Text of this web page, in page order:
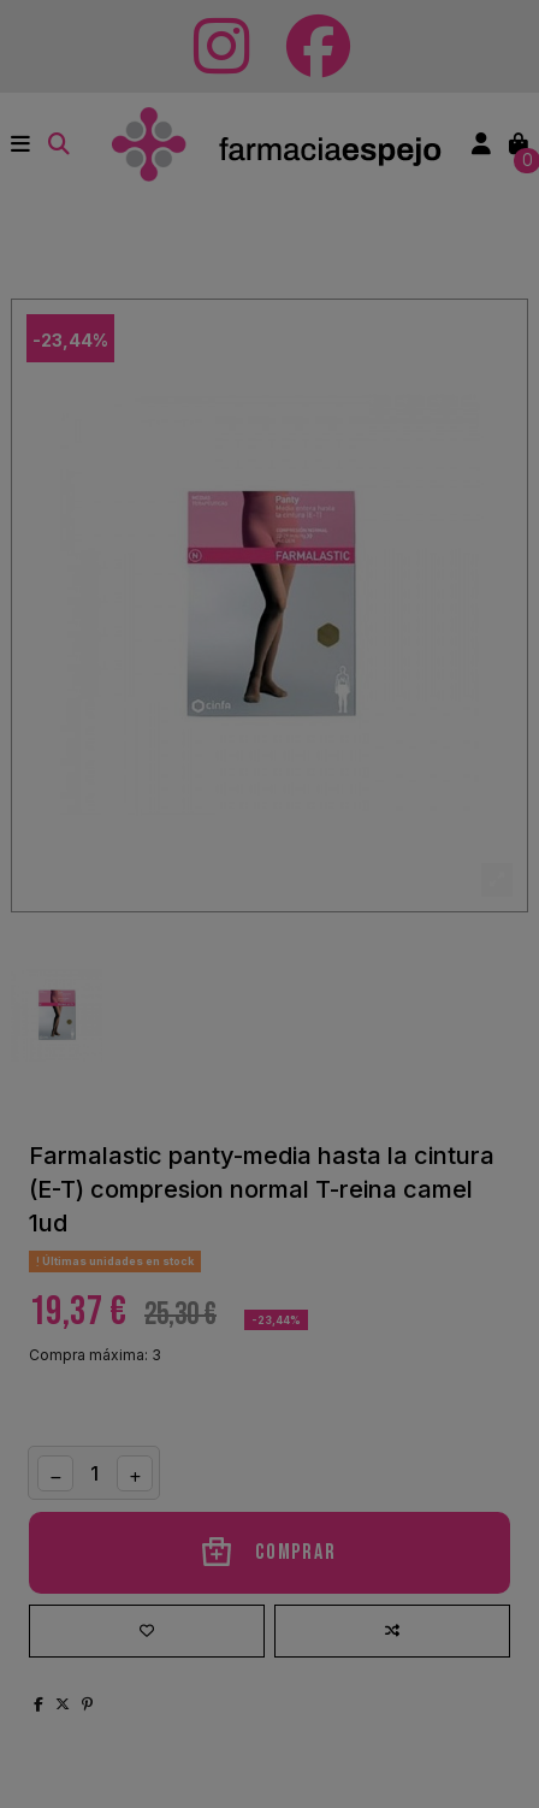
0
-23,44%
Farmalastic panty-media hasta la cintura
(E-T) compresion normal T-reina camel
1ud
Últimas unidades en stock
19,37 € 25,30 € -23,44%
Compra máxima: 3
Comprar